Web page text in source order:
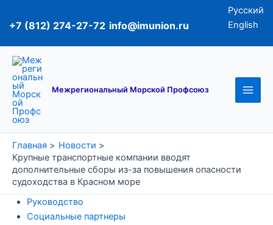
+7 (812) 274-27-72 info@imunion.ru
Русский
English
Межрегиональный Морской Профсоюз
Главная
Новости
Крупные транспортные компании вводят
дополнительные сборы из-за повышения опасности
судоходства в Красном море
Руководство
Социальные партнеры